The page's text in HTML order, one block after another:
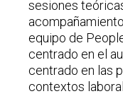
sesiones
equipo de
centrado en el
centrado en las
contextos